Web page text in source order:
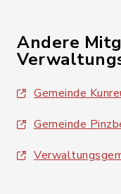
Andere
Gemeinde
Gemeinde